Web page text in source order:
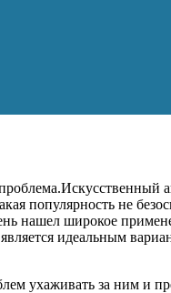
популярность не
нашел широкое
идеальным
ухаживать за ним и